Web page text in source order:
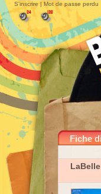
S'inscrire | Mot de passe perdu
Fiche
LaBelle